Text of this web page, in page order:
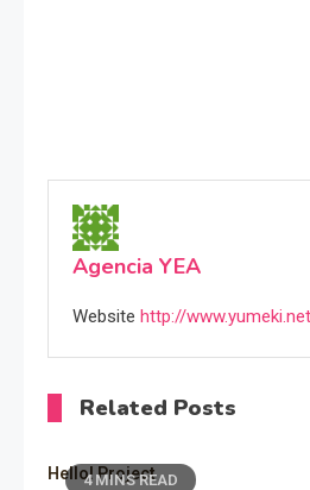
Agencia YEA
Website http://www.yumeki.net
Related Posts
4 MINS READ
Hello! Project